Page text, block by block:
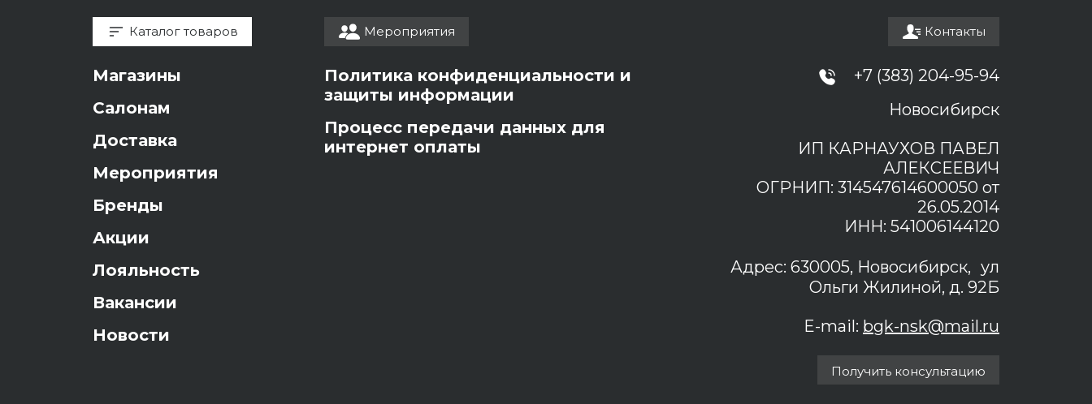
Каталог товаров
Магазины
Салонам
Доставка
Мероприятия
Бренды
Акции
Лояльность
Вакансии
Новости
Мероприятия
Политика конфиденциальности и
защиты информации
Процесс передачи данных для
интернет оплаты
Контакты
+7 (383) 204-95-94
Новосибирск
ИП КАРНАУХОВ ПАВЕЛ
АЛЕКСЕЕВИЧ
ОГРНИП: 314547614600050 от
26.05.2014
ИНН: 541006144120
Адрес: 630005, Новосибирск, ул
Ольги Жилиной, д. 92Б
E-mail: bgk-nsk@mail.ru
Получить консультацию